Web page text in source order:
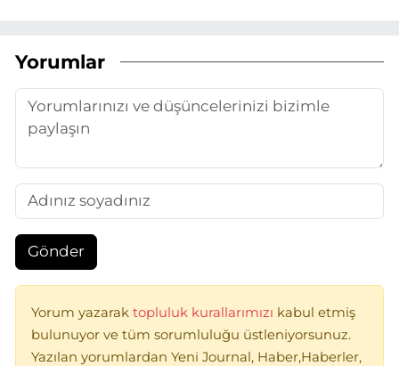
Yorumlar
Gönder
Yorum yazarak topluluk kurallarımızı kabul etmiş
bulunuyor ve tüm sorumluluğu üstleniyorsunuz.
Yazılan yorumlardan Yeni Journal, Haber,Haberler,